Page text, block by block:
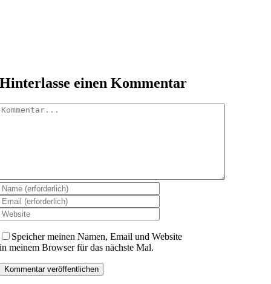
Hinterlasse einen Kommentar
Speicher meinen Namen, Email und Website
in meinem Browser für das nächste Mal.